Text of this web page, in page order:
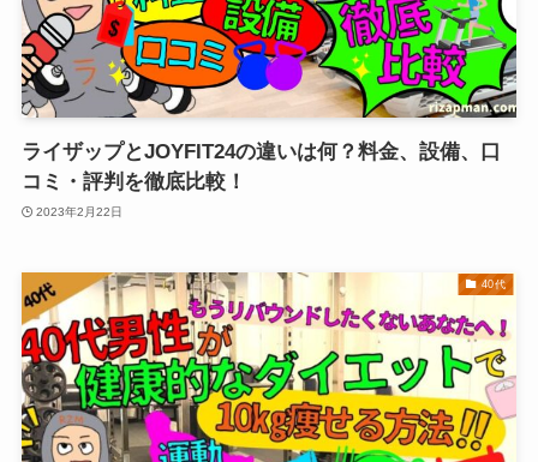
ライザップとJOYFIT24の違いは何？料金、設備、口
コミ・評判を徹底比較！
2023年2月22日
40代